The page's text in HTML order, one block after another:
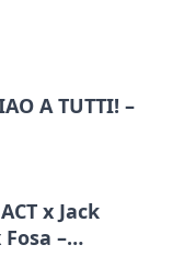
A TUTTI! –
x Jack
–